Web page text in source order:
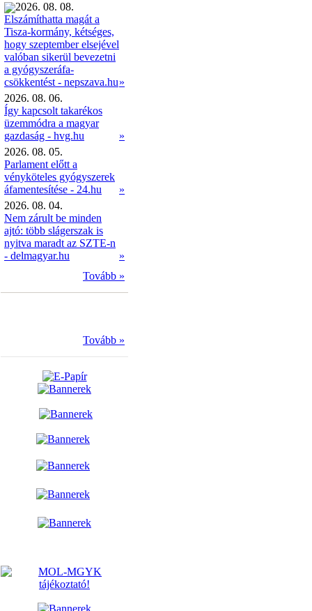
2026. 08. 08.
Elszámíthatta magát a
Tisza-kormány, kétséges,
hogy szeptember elsejével
valóban sikerül bevezetni
a gyógyszeráfa-
csökkentést - nepszava.hu»
2026. 08. 06.
Így kapcsolt takarékos
üzemmódra a magyar
gazdaság - hvg.hu
»
2026. 08. 05.
Parlament előtt a
vényköteles gyógyszerek
áfamentesítése - 24.hu
»
2026. 08. 04.
Nem zárult be minden
ajtó: több slágerszak is
nyitva maradt az SZTE-n
- delmagyar.hu
»
Tovább »
Tovább »